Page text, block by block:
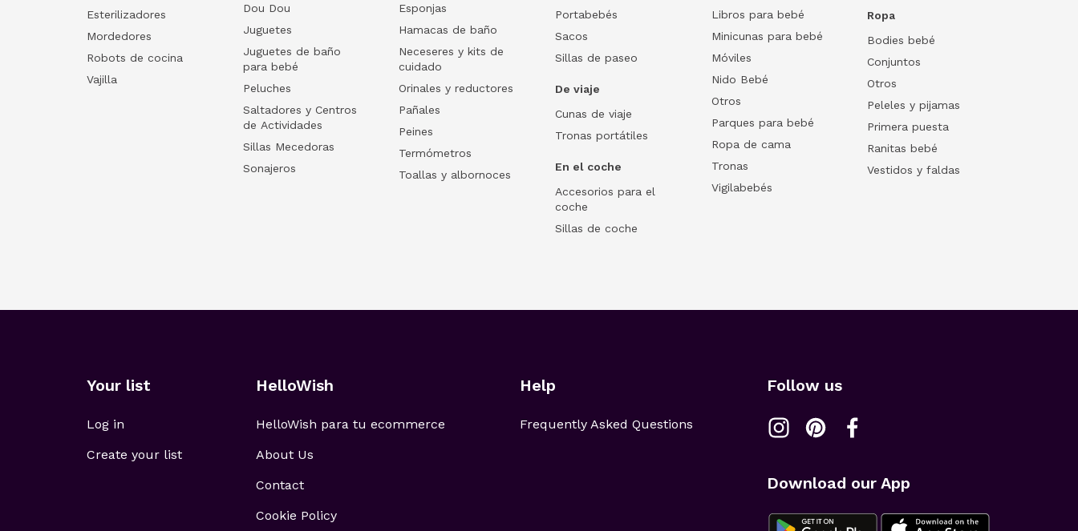
Esterilizadores
Mordedores
Robots de cocina
Vajilla
Dou Dou
Juguetes
Juguetes de baño
para bebé
Peluches
Saltadores y Centros
de Actividades
Sillas Mecedoras
Sonajeros
Esponjas
Hamacas de baño
Neceseres y kits de
cuidado
Orinales y reductores
Pañales
Peines
Termómetros
Toallas y albornoces
Portabebés
Sacos
Sillas de paseo
De viaje
Cunas de viaje
Tronas portátiles
En el coche
Accesorios para el
coche
Sillas de coche
Libros para bebé
Minicunas para bebé
Móviles
Nido Bebé
Otros
Parques para bebé
Ropa de cama
Tronas
Vigilabebés
Ropa
Bodies bebé
Conjuntos
Otros
Peleles y pijamas
Primera puesta
Ranitas bebé
Vestidos y faldas
Your list
Log in
Create your list
HelloWish
HelloWish para tu ecommerce
About Us
Contact
Cookie Policy
Help
Frequently Asked Questions
Follow us
Download our App